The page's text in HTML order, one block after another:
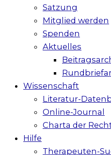
Satzung
Mitglied werden
Spenden
Aktuelles
Wissenschaft
Literatur-
Online-Journal
Charta der
Hilfe
Therapeuten-